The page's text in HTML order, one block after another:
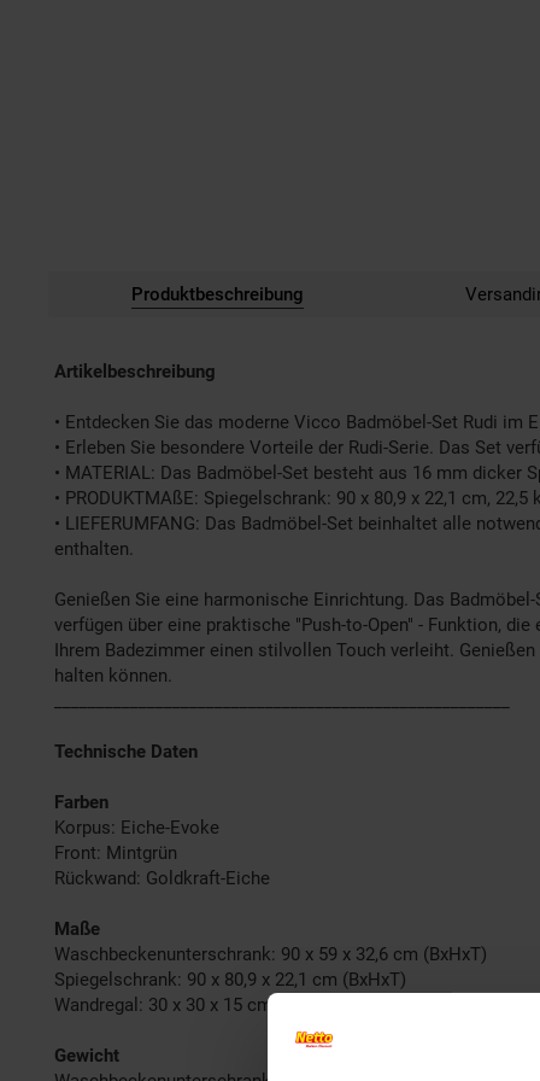
Produktbeschreibung
Artikelbeschreibung
• Entdecken Sie das moderne Vicco Badmöbel-Set Rudi
• Erleben Sie besondere Vorteile der Rudi-Serie. Das Set
• MATERIAL: Das Badmöbel-Set besteht aus 16 mm
• PRODUKTMAßE: Spiegelschrank: 90 x 80,9 x 22,1 cm,
• LIEFERUMFANG: Das Badmöbel-Set beinhaltet alle
enthalten.
Genießen Sie eine harmonische Einrichtung. Das
verfügen über eine praktische "Push-to-Open" - Funktion,
Ihrem Badezimmer einen stilvollen Touch verleiht.
halten können.
Technische Daten
Farben
Korpus: Eiche-Evoke
Front: Mintgrün
Rückwand: Goldkraft-Eiche
Maße
Waschbeckenunterschrank: 90 x 59 x 32,6 cm (BxHxT)
Spiegelschrank: 90 x 80,9 x 22,1 cm (BxHxT)
Wandregal: 30 x 30 x 15 cm (BxHxT)
Gewicht